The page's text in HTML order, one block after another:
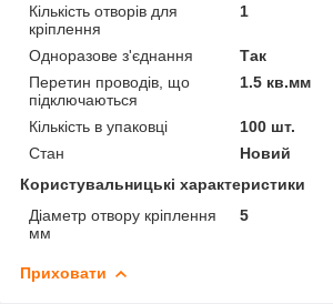
Кількість отворів для
кріплення
1
Одноразове з'єднання
Так
Перетин проводів, що
підключаються
1.5 кв.мм
Кількість в упаковці
100 шт.
Стан
Новий
Користувальницькі характеристики
Діаметр отвору кріплення
мм
5
Приховати